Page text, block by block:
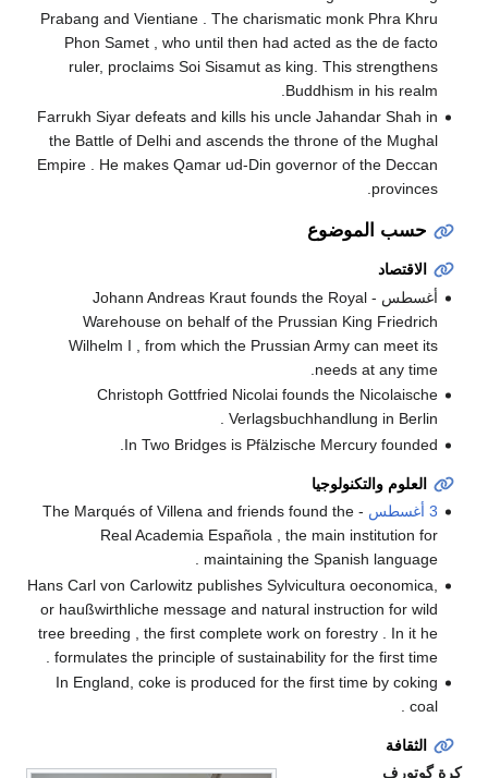
Prabang and Vientiane . The charismatic monk Phra Khru
Phon Samet , who until then had acted as the de facto
ruler, proclaims Soi Sisamut as king. This strengthens
Buddhism in his realm.
Farrukh Siyar defeats and kills his uncle Jahandar Shah in
the Battle of Delhi and ascends the throne of the Mughal
Empire . He makes Qamar ud-Din governor of the Deccan
provinces.
حسب الموضوع
الاقتصاد
أغسطس - Johann Andreas Kraut founds the Royal
Warehouse on behalf of the Prussian King Friedrich
Wilhelm I , from which the Prussian Army can meet its
needs at any time.
Christoph Gottfried Nicolai founds the Nicolaische
Verlagsbuchhandlung in Berlin .
In Two Bridges is Pfälzische Mercury founded.
العلوم والتكنولوجيا
3 أغسطس
- The Marqués of Villena and friends found the
Real Academia Española , the main institution for
maintaining the Spanish language .
Hans Carl von Carlowitz publishes Sylvicultura oeconomica,
or haußwirthliche message and natural instruction for wild
tree breeding , the first complete work on forestry . In it he
formulates the principle of sustainability for the first time .
In England, coke is produced for the first time by coking
coal .
الثقافة
كرة گوتورف